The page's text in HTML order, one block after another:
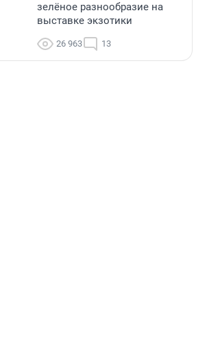
зелёное разнообразие на
выставке экзотики
26 963 13